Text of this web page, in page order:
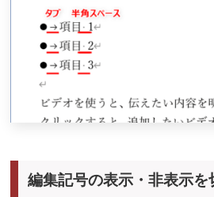
編集記号の表示・非表示を